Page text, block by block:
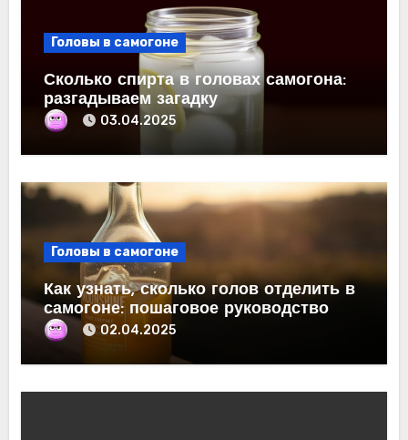
Головы в самогоне
Сколько спирта в головах самогона:
разгадываем загадку
03.04.2025
Головы в самогоне
Как узнать, сколько голов отделить в
самогоне: пошаговое руководство
02.04.2025